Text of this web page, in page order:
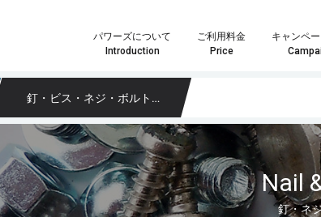
パワーズについて
Introduction
ご利用料金
Price
キャンペ
パワーズ
釘・ビス・ネジ・ボルト等の鉄製品処分について
Nail
釘・ネ